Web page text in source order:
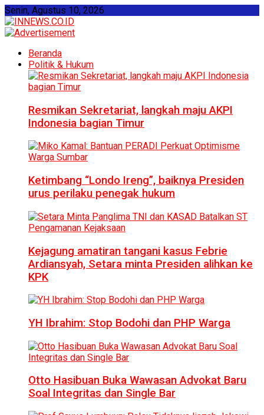
Senin, Agustus 10, 2026
Beranda
Politik & Hukum
Resmikan Sekretariat, langkah maju AKPI
Indonesia bagian Timur
Ketimbang “Londo Ireng”, baiknya Presiden
urus perilaku penegak hukum
Kejagung amatiran tangani kasus Febrie
Ardiansyah, Setara minta Presiden alihkan ke
KPK
YH Ibrahim: Stop Bodohi dan PHP Warga
Otto Hasibuan Buka Wawasan Advokat Baru
Soal Integritas dan Single Bar